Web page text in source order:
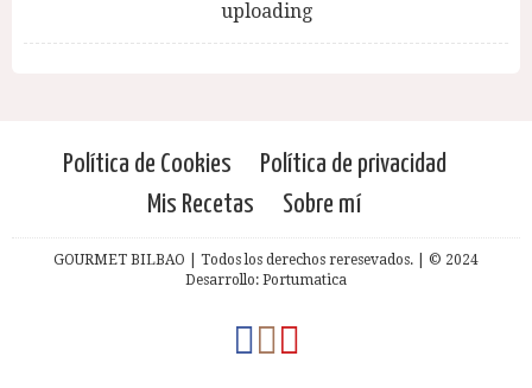
uploading
Política de Cookies
Política de privacidad
Mis Recetas
Sobre mí
GOURMET BILBAO | Todos los derechos reresevados. | © 2024
Desarrollo: Portumatica